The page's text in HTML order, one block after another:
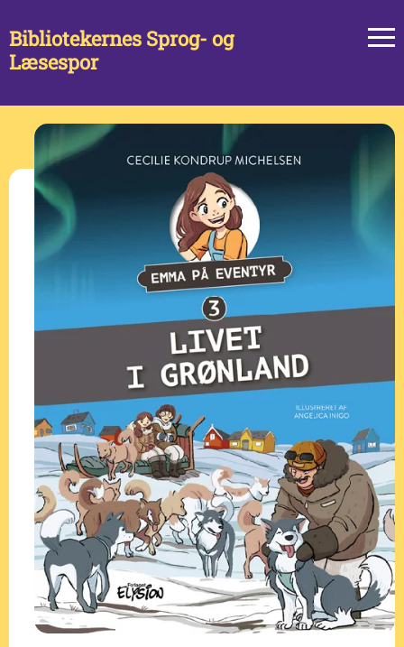
Bibliotekernes Sprog- og
Læsespor